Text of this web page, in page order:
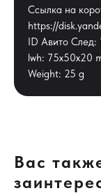
Ссылка на
https://
ID Авито След:
lwh: 75x50x20
Weight: 25 g
Вас